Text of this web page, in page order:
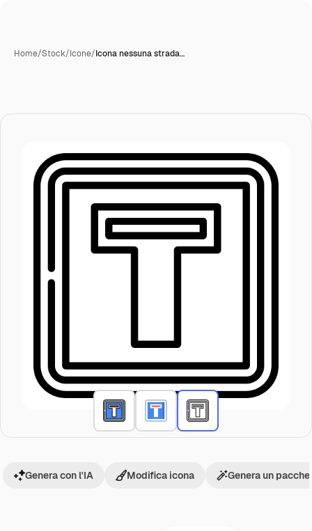
Home/Stock/Icone/Icona nessuna strada…
Genera con l'IA Modifica icona Genera un